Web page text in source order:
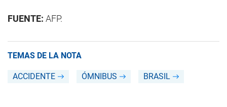
FUENTE: AFP.
TEMAS DE LA NOTA
ACCIDENTE ÓMNIBUS BRASIL